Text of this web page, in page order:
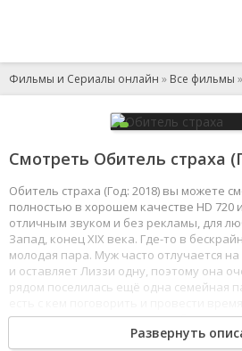
Фильмы и Сериалы онлайн » Все фильмы
Смотреть Обитель страха
Обитель страха (Год: 2018) вы можете
полностью в хорошем качестве HD 720
отличным звуком и без рекламы, для
Запад, конец XIX века. Где-то в
молодая пара. Муж часто отлучается
и оставляет Лиззи одну, поэтому она
рядом поселилась ещё одна семейная
подруга начинает странно себя вести
поблизости бродит нечтоРазвернуть